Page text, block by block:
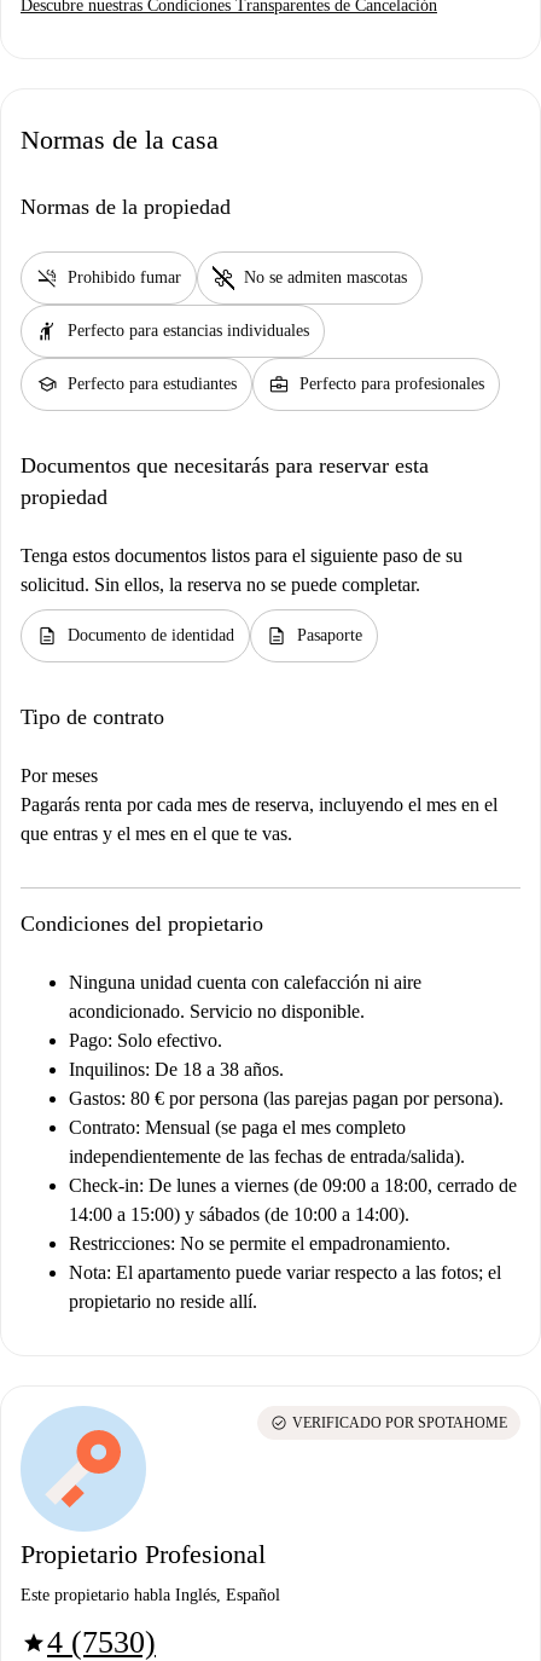
Descubre nuestras Condiciones Transparentes de Cancelación
Normas de la casa
Normas de la propiedad
smoke_free Prohibido fumar pet_supplies No se admiten mascotas
hail Perfecto para estancias individuales
school Perfecto para estudiantes business_center Perfecto para profesionales
Documentos que necesitarás para reservar esta
propiedad
Tenga estos documentos listos para el siguiente paso de su
solicitud. Sin ellos, la reserva no se puede completar.
description Documento de identidad description Pasaporte
Tipo de contrato
Por meses
Pagarás renta por cada mes de reserva, incluyendo el mes en el
que entras y el mes en el que te vas.
Condiciones del propietario
Ninguna unidad cuenta con calefacción ni aire
acondicionado. Servicio no disponible.
Pago: Solo efectivo.
Inquilinos: De 18 a 38 años.
Gastos: 80 € por persona (las parejas pagan por persona).
Contrato: Mensual (se paga el mes completo
independientemente de las fechas de entrada/salida).
Check-in: De lunes a viernes (de 09:00 a 18:00, cerrado de
14:00 a 15:00) y sábados (de 10:00 a 14:00).
Restricciones: No se permite el empadronamiento.
Nota: El apartamento puede variar respecto a las fotos; el
propietario no reside allí.
Propietario Profesional
Este propietario habla Inglés, Español
star4 (7530)
check_circle VERIFICADO POR SPOTAHOME